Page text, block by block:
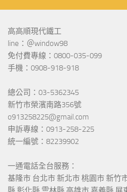
高高順現代鐵工
line：＠window98
免付費專線：0800-035-099
手機：0908-918-918
總公司：03-5362345
新竹市榮濱南路356號
o913258225@gmail.com
申訴專線：0913-258-225
統一編號：82239902
一通電話全台服務：
基隆市 台北市 新北市 桃園市 新竹